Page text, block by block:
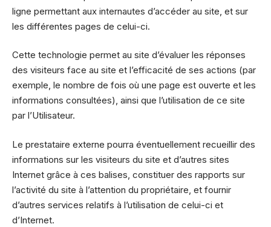
ligne permettant aux internautes d’accéder au site, et sur
les différentes pages de celui-ci.
Cette technologie permet au site d’évaluer les réponses
des visiteurs face au site et l’efficacité de ses actions (par
exemple, le nombre de fois où une page est ouverte et les
informations consultées), ainsi que l’utilisation de ce site
par l’Utilisateur.
Le prestataire externe pourra éventuellement recueillir des
informations sur les visiteurs du site et d’autres sites
Internet grâce à ces balises, constituer des rapports sur
l’activité du site à l’attention du propriétaire, et fournir
d’autres services relatifs à l’utilisation de celui-ci et
d’Internet.